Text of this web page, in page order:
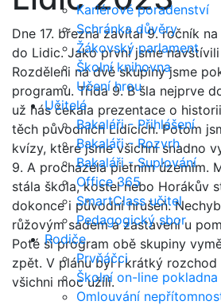
Kariérové poradenství
Schránka důvěry
Žákovský parlament
Školní knihovna
Učení hrou
Učitelé
Bakaláři - Přihlášení
Bakaláři - Rozvrh
Bakaláři - Suplování
Office 365
SmartClass učitel
Pedagogický sbor
Rodiče
Prvňáčci
Školní on-line pokladna
Omlouvání
Dne 17. března zavítal 9. ročník
do Lidic. Jako první jsme
Rozděleni na dvě skupiny jsme
programu. Třída 9. B šla nejprve
už nás čekala prezentace o
těch původních Lidicích. Potom
kvízy, které jsme všichni snadno
9. A procházela pietním územím.
stála škola, kostel nebo Horákův
dokonce i původní hrušeň.
růžovým sadem a zastavení u
Poté si program obě skupiny
zpět. V plánu byl i krátký rozchod
všichni moc užili.